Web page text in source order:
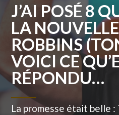
J’AI POSÉ 8
LA
ROBBINS
VOICI CE
RÉPONDU…
La promesse était belle :